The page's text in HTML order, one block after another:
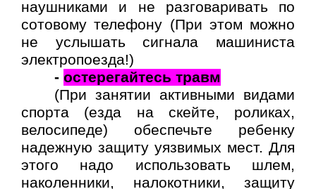
наушниками и не разговаривать по
сотовому телефону (При этом можно
не услышать сигнала машиниста
электропоезда!)
-остерегайтесь травм
(При занятии активными видами
спорта (езда на скейте, роликах,
велосипеде) обеспечьте ребенку
надежную защиту уязвимых мест. Для
этого надо использовать шлем,
наколенники, налокотники, защиту